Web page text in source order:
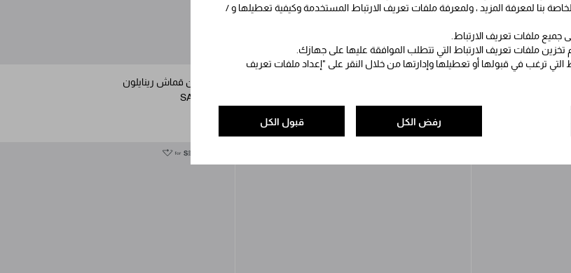
بنا لمعرفة المزيد ، ولمعرفة ملفات تعريف الارتباط المستخدمة وكيفية تعطيلها و /
جميع ملفات تعريف الارتباط.
ملفات تعريف الارتباط التي تتطلب الموافقة عليها على جهازك.
التي ترغب في قبولها أو تعطيلها وإدارتها من خلال النقر على "إعداد ملفات تعريف
قبول الكل رفض الكل
كيس من قماش رينايلون
SAR 4,200